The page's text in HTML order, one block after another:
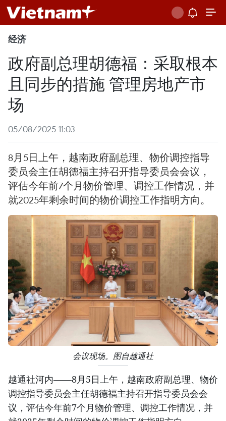
经济
政府副总理胡德福：采取根本
且同步的措施 管理房地产市
场
05/08/2025 11:03
8月5日上午，越南政府副总理、物价调控指导
委员会主任胡德福主持召开指导委员会会议，
评估今年前7个月物价管理、调控工作情况，并
就2025年剩余时间的物价调控工作指明方向。
会议现场。图自越通社
越通社河内——8月5日上午，越南政府副总理、物价
调控指导委员会主任胡德福主持召开指导委员会会
议，评估今年前7个月物价管理、调控工作情况，并